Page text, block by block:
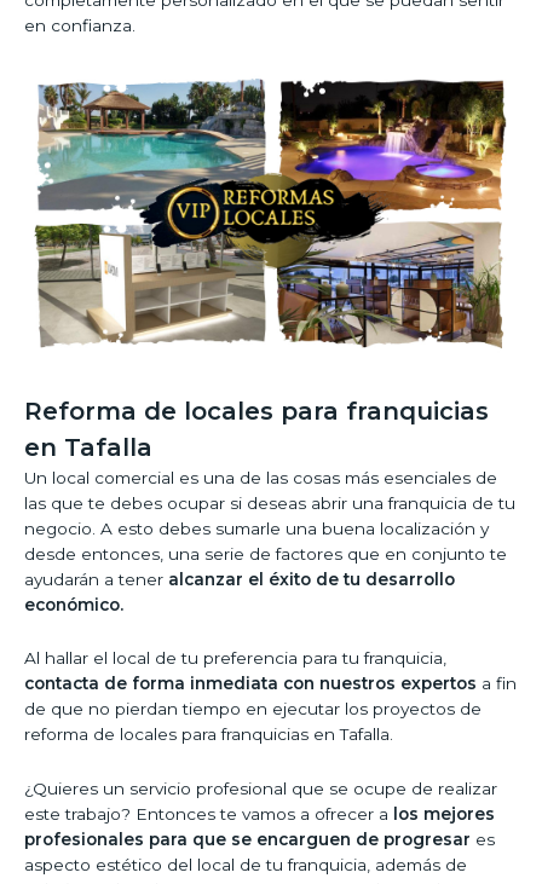
en confianza.
Reforma de locales para franquicias
en Tafalla
Un local comercial es una de las cosas más esenciales de
las que te debes ocupar si deseas abrir una franquicia de tu
negocio. A esto debes sumarle una buena localización y
desde entonces, una serie de factores que en conjunto te
ayudarán a tener alcanzar el éxito de tu desarrollo
económico.
Al hallar el local de tu preferencia para tu franquicia,
contacta de forma inmediata con nuestros expertos a fin
de que no pierdan tiempo en ejecutar los proyectos de
reforma de locales para franquicias en Tafalla.
¿Quieres un servicio profesional que se ocupe de realizar
este trabajo? Entonces te vamos a ofrecer a
los mejores
profesionales para que se encarguen de progresar es
aspecto estético del local de tu franquicia, además de